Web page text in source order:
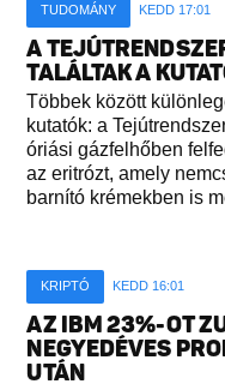
TUDOMÁNY KEDD 17:01
A
TALÁLTAK A
Többek között
kutatók: a
óriási gázfelhőben
az eritrózt, amely
barnító krémekben is
KRIPTÓ KEDD 16:01
AZ IBM 23%-OT
NEGYEDÉVES
UTÁN